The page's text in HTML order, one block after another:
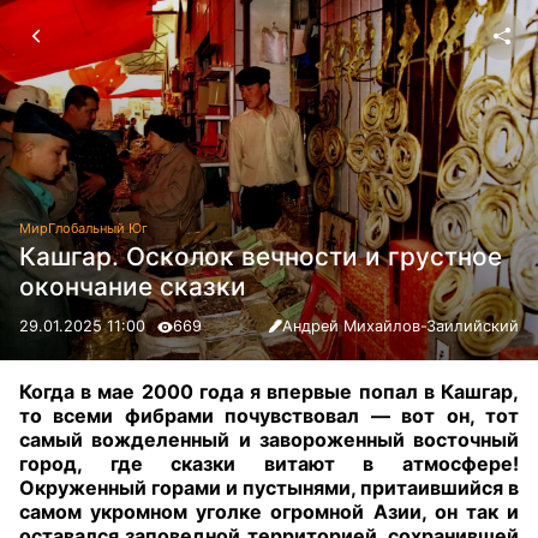
МирГлобальный Юг
Кашгар. Осколок вечности и грустное
окончание сказки
29.01.2025 11:00 669 Андрей Михайлов-Заилийский
Когда в мае 2000 года я впервые попал в Кашгар,
то всеми фибрами почувствовал — вот он, тот
самый вожделенный и завороженный восточный
город, где сказки витают в атмосфере!
Окруженный горами и пустынями, притаившийся в
самом укромном уголке огромной Азии, он так и